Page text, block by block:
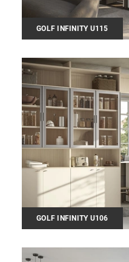
GOLF INFINITY U115
GOLF INFINITY U106